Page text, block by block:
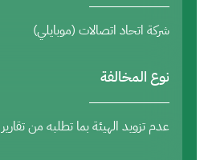
شركة اتحاد اتصالات (موبايلي)
نوع المخالفة
عدم تزويد الهيئة بما تطلبه من